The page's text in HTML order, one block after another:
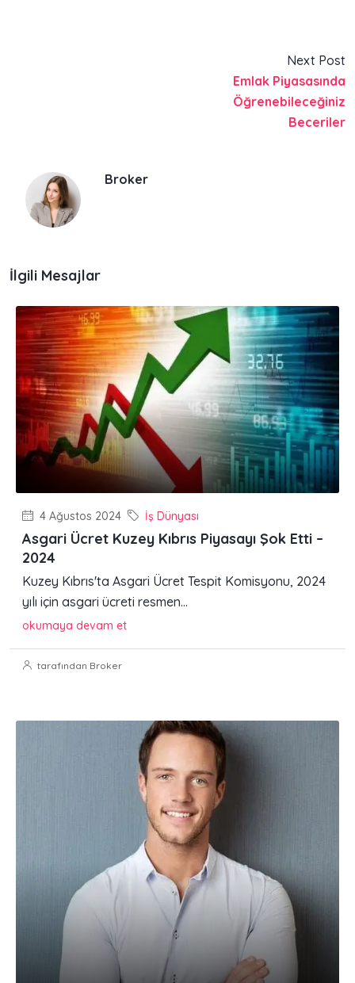
Next Post
Emlak Piyasasında
Öğrenebileceğiniz
Beceriler
Broker
İlgili Mesajlar
4 Ağustos 2024 İş Dünyası
Asgari Ücret Kuzey Kıbrıs Piyasayı Şok Etti –
2024
Kuzey Kıbrıs'ta Asgari Ücret Tespit Komisyonu, 2024
yılı için asgari ücreti resmen...
okumaya devam et
tarafından Broker